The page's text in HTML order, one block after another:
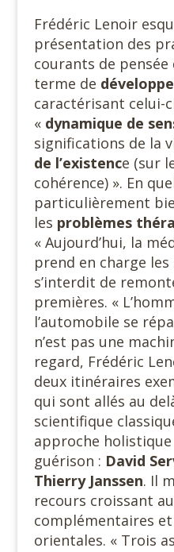
Frédéric Lenoir
présentation des
courants de
terme de
caractérisant celui-
« dynamique de
significations de la
de l’existence (sur
cohérence) ». En
particulièrement
les problèmes
« Aujourd’hui, la
prend en charge
s’interdit de
premières. «
l’automobile se
n’est pas une
regard, Frédéric
deux itinéraires
qui sont allés au
scientifique
approche
guérison : David
Thierry Janssen. Il
recours croissant
complémentaires
orientales. « Trois